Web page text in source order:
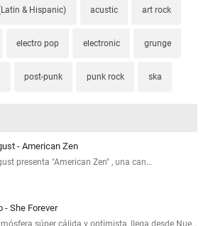
& Hispanic) acustic art rock
electro pop electronic grunge
post-punk punk rock ska
- American Zen
presenta "American Zen" , una can…
- She Forever
súper cálida y optimista, llega desde Nue…